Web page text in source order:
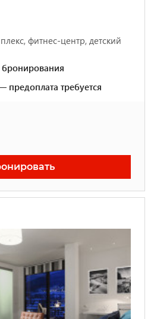
фитнес-центр, детский
требуется